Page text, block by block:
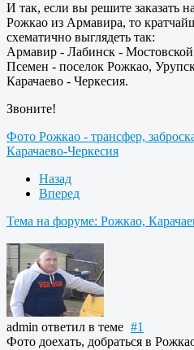
И так, если вы решите заказать
Рожкао из Армавира, то
схематично выглядеть так:
Армавир - Лабинск -
Псемен - поселок Рожкао,
Карачаево - Черкесия.
Звоните!
Фото Рожкао - трансфер,
Карачаево-Черкесия
Назад
Вперед
Тема на форуме: Рожкао,
admin ответил в теме #1
Фото доехать, добраться в